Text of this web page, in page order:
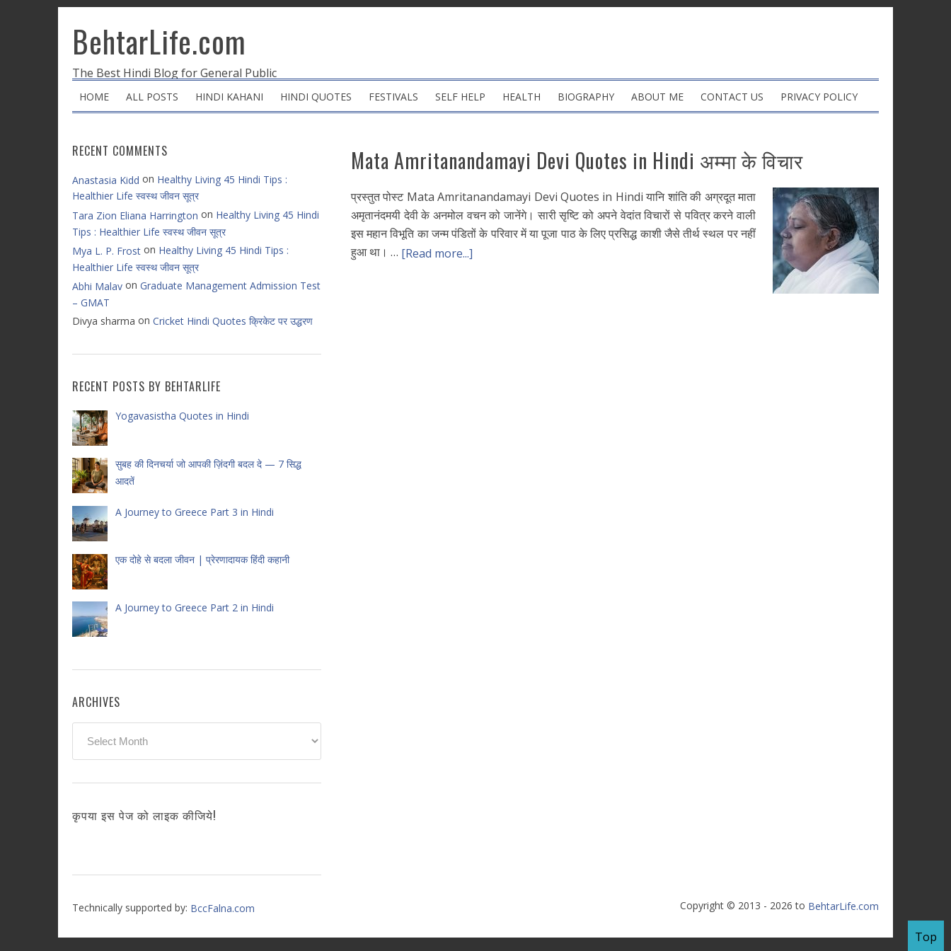
BehtarLife.com
The Best Hindi Blog for General Public
HOME ALL POSTS HINDI KAHANI HINDI QUOTES FESTIVALS SELF HELP HEALTH BIOGRAPHY ABOUT ME CONTACT US PRIVACY POLICY
Mata Amritanandamayi Devi Quotes in Hindi अम्मा के विचार
प्रस्तुत पोस्ट Mata Amritanandamayi Devi Quotes in Hindi यानि शांति की अग्रदूत माता
अमृतानंदमयी देवी के अनमोल वचन को जानेंगे। सारी सृष्टि को अपने वेदांत विचारों से पवित्र करने वाली
इस महान विभूति का जन्म पंडितों के परिवार में या पूजा पाठ के लिए प्रसिद्ध काशी जैसे तीर्थ स्थल पर नहीं
हुआ था। … [Read more...]
RECENT COMMENTS
Anastasia Kidd on Healthy Living 45 Hindi Tips :
Healthier Life स्वस्थ जीवन सूत्र
Tara Zion Eliana Harrington on Healthy Living 45 Hindi
Tips : Healthier Life स्वस्थ जीवन सूत्र
Mya L. P. Frost on Healthy Living 45 Hindi Tips :
Healthier Life स्वस्थ जीवन सूत्र
Abhi Malav on Graduate Management Admission Test
– GMAT
Divya sharma on Cricket Hindi Quotes क्रिकेट पर उद्धरण
RECENT POSTS BY BEHTARLIFE
Yogavasistha Quotes in Hindi
सुबह की दिनचर्या जो आपकी ज़िंदगी बदल दे — 7 सिद्ध
आदतें
A Journey to Greece Part 3 in Hindi
एक दोहे से बदला जीवन | प्रेरणादायक हिंदी कहानी
A Journey to Greece Part 2 in Hindi
ARCHIVES
कृपया इस पेज को लाइक कीजिये!
Technically supported by: BccFalna.com Copyright © 2013 - 2026 to BehtarLife.com
Top